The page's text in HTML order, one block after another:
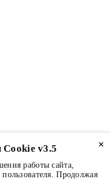
×
Cookie v3.5
работы сайта,
Продолжая